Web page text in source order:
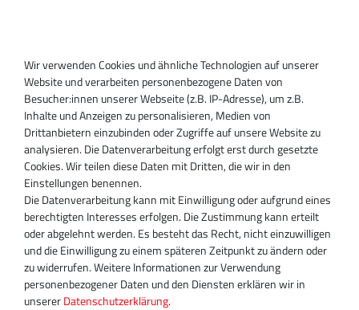
SUPPORT
Inhaber:
Magnos Turbosystems GmbH
Miraustraße 27-29
D-13509 Berlin
+49 30 340 606 740
+49 30 340 606 740
+49 30 340 606 745
info@turboservice24.de
Aktuelle Öffnungszeiten
Mo-Fr: 08:00 Uhr - 18:00 Uhr
Sa: geschlossen
Wir verwenden Cookies und ähnliche Technologien auf unserer
Website und verarbeiten personenbezogene Daten von
Besucher:innen unserer Webseite (z.B. IP-Adresse), um z.B.
Inhalte und Anzeigen zu personalisieren, Medien von
Drittanbietern einzubinden oder Zugriffe auf unsere Website zu
analysieren. Die Datenverarbeitung erfolgt erst durch gesetzte
Cookies. Wir teilen diese Daten mit Dritten, die wir in den
Einstellungen benennen.
Die Datenverarbeitung kann mit Einwilligung oder aufgrund eines
berechtigten Interesses erfolgen. Die Zustimmung kann erteilt
oder abgelehnt werden. Es besteht das Recht, nicht einzuwilligen
und die Einwilligung zu einem späteren Zeitpunkt zu ändern oder
zu widerrufen. Weitere Informationen zur Verwendung
personenbezogener Daten und den Diensten erklären wir in
unsererDaten­schutz­erklärung.